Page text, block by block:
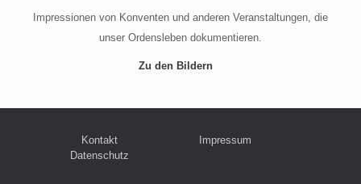
Impressionen von Konventen und anderen Veranstaltungen, die
unser Ordensleben dokumentieren.
Zu den Bildern
Kontakt
Impressum
Datenschutz